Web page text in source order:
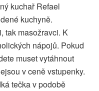
kuchař Refael
kuchyně.
tak masožravci. K
nápojů. Pokud
muset vytáhnout
v ceně vstupenky.
tečka v podobě